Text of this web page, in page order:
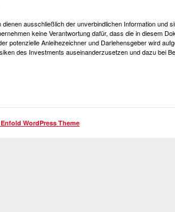
dienen ausschließlich der unverbindlichen Information
keine Verantwortung dafür, dass die in diesem
potenzielle Anleihezeichner und Darlehensgeber wird
des Investments auseinanderzusetzen und dazu bei
WordPress Theme